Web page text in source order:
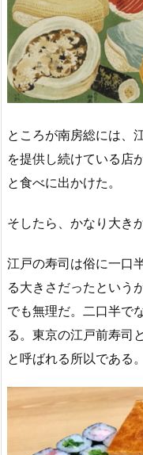
ところが南房総には、
を提供し続けている店
と食べに出かけた。
そしたら、かなり大き
江戸の寿司は俗に一口
る大きさだったという
でも無理だ。二口半で
る。東京の江戸前寿司
と呼ばれる所以である。